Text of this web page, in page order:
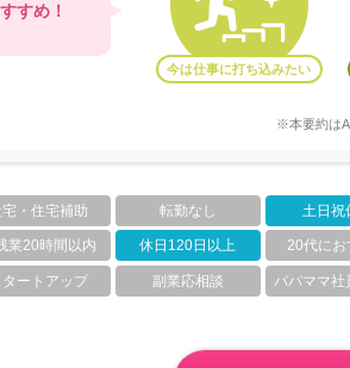
すめ！
今は仕事に打ち込みたい
※本要約は
宅・住宅補助 転勤なし 土日祝
業20時間以内 休日120日以上 20代にお
タートアップ 副業応相談 パパママ社